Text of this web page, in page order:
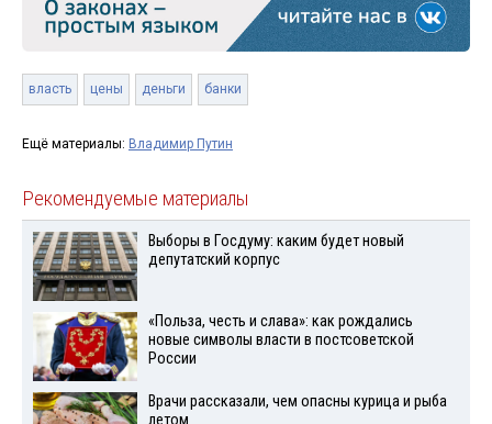
власть цены деньги банки
Ещё материалы: Владимир Путин
Рекомендуемые материалы
Выборы в Госдуму: каким будет новый
депутатский корпус
«Польза, честь и слава»: как рождались
новые символы власти в постсоветской
России
Врачи рассказали, чем опасны курица и рыба
летом